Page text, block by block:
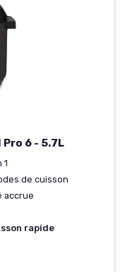
6 - 5.7L
1
de cuisson
accrue
rapide